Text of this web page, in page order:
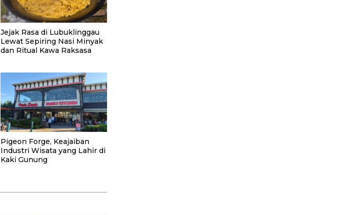
Jejak Rasa di Lubuklinggau
Lewat Sepiring Nasi Minyak
dan Ritual Kawa Raksasa
Pigeon Forge, Keajaiban
Industri Wisata yang Lahir di
Kaki Gunung